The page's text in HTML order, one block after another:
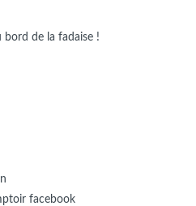
bord de la fadaise !
facebook